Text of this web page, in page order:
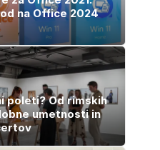
na Office 2024
poleti? Od rimskih
umetnosti in